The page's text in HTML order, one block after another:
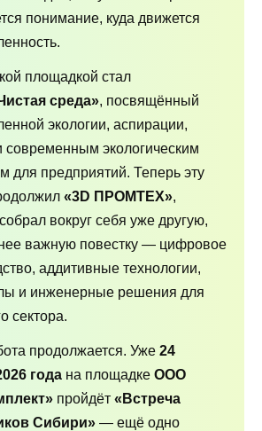
понимание, куда движется
площадкой стал
среда», посвящённый
экологии, аспирации,
современным экологическим
для предприятий. Теперь эту
«3D ПРОМТЕХ»,
вокруг себя уже другую,
важную повестку — цифровое
аддитивные технологии,
и инженерные решения для
сектора.
продолжается. Уже 24
года на площадке ООО
пройдёт «Встреча
Сибири» — ещё одно